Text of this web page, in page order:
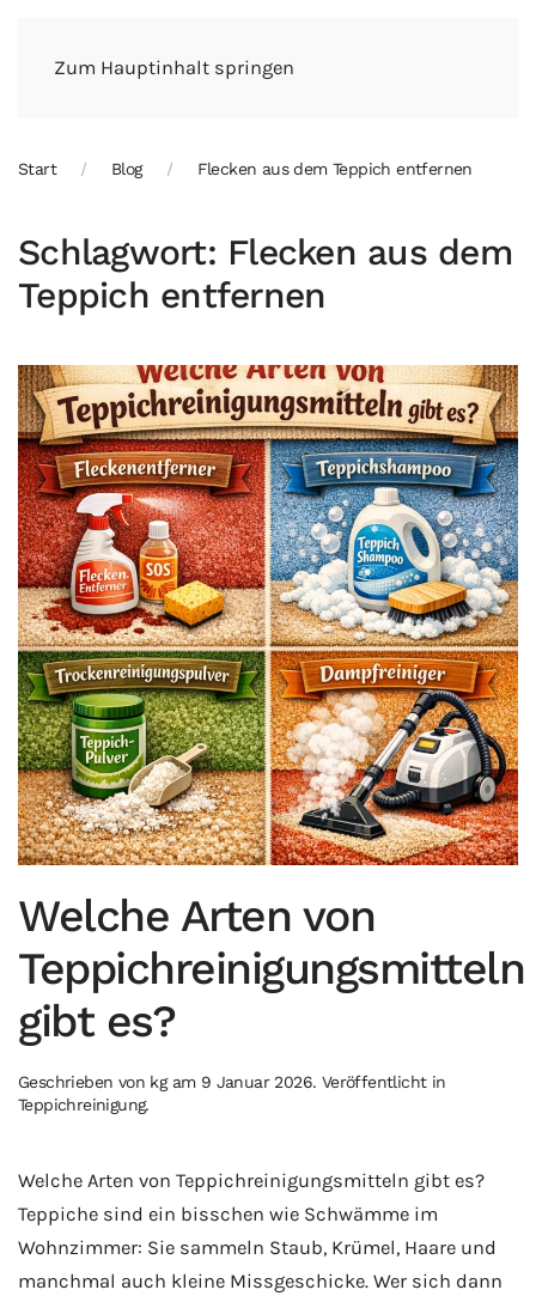
Zum Hauptinhalt springen
Start Blog Flecken aus dem Teppich entfernen
Schlagwort: Flecken aus dem
Teppich entfernen
Welche Arten von
Teppichreinigungsmitteln
gibt es?
Geschrieben von kgam 9 Januar 2026. Veröffentlicht in
Teppichreinigung.
Welche Arten von Teppichreinigungsmitteln gibt es?
Teppiche sind ein bisschen wie Schwämme im
Wohnzimmer: Sie sammeln Staub, Krümel, Haare und
manchmal auch kleine Missgeschicke. Wer sich dann